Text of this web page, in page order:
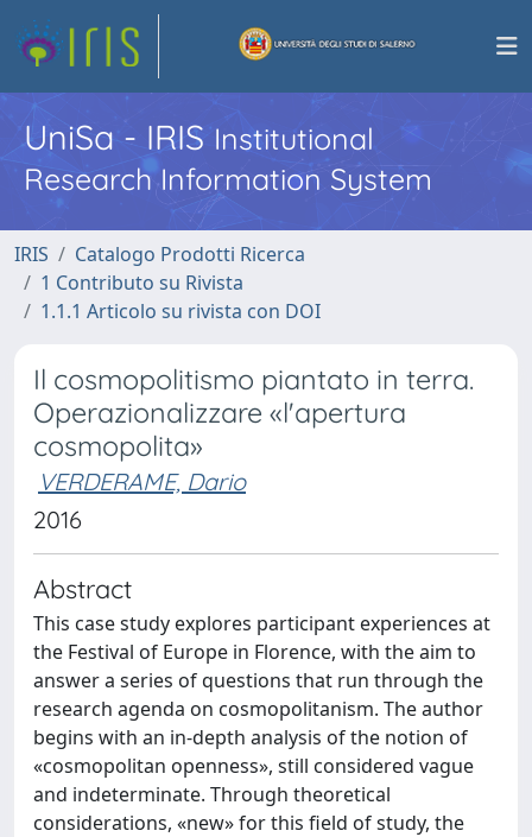
UniSa - IRISInstitutional
Research Information System
IRIS
Catalogo Prodotti Ricerca
1 Contributo su Rivista
1.1.1 Articolo su rivista con DOI
Il cosmopolitismo piantato in terra.
Operazionalizzare «l'apertura
cosmopolita»
VERDERAME, Dario
2016
Abstract
This case study explores participant experiences at
the Festival of Europe in Florence, with the aim to
answer a series of questions that run through the
research agenda on cosmopolitanism. The author
begins with an in-depth analysis of the notion of
«cosmopolitan openness», still considered vague
and indeterminate. Through theoretical
considerations, «new» for this field of study, the